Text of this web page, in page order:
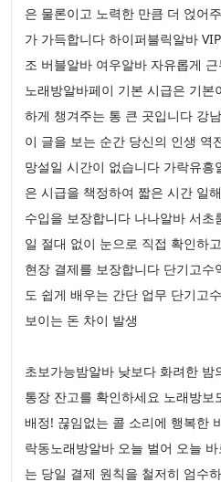
은 물론이고 노력한 만큼 더 얹어
가 가득합니다 하이퍼블릭알바
조 버블알바 여우알바 자유롭게
노래방알바페이 기본 시급은 기본
하게 챙겨주는 통 큰 곳입니다 강
이 글을 보는 순간 당신의 인생 역
망설일 시간이 없습니다 가락유
은 시급을 책정하여 짧은 시간 일
수입을 보장합니다 나나알바 서
일 절대 없이 눈으로 직접 확인하
현장 결제를 보장합니다 단기고
도 쉽게 배우는 간단 업무 단기고
보이는 돈 차이 발생
초보가능밤알바 낮보다 화려한 밤
통장 잔고를 확인하세요 노래방보
배정! 끊임없는 콜 소리에 행복한
락동노래방알바 오늘 벌어 오늘
는 당일 결제 원칙을 철저히 엄수